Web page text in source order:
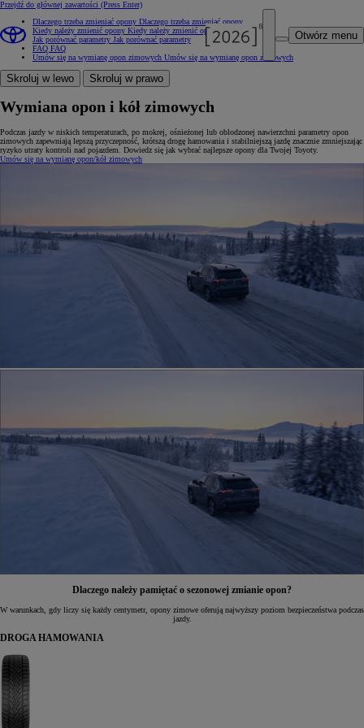
Przejdź do głównej zawartości (Press Enter)
Otwórz menu
Dlaczego trzeba zmieniać opony Dlaczego trzeba zmieniać opony
Kiedy należy zmienić opony Kiedy należy zmienić opony
Jak porównać parametry Jak porównać parametry
FAQ FAQ
Umów się na wymianę opon zimowych Umów się na wymianę opon zimowych
Skroluj w lewo Skroluj w prawo
Wymiana opon i kół zimowych
Podczas jazdy w niskich temperaturach, po mokrej, ośnieżonej lub oblodzonej nawierzchni parametry opon
zimowych zapewniają lepszą przyczepność, krótszą drogę hamowania i stabilniejszą jazdę znacznie zmniejszając
ryzyko utraty kontroli nad pojazdem. Dowiedz się jak wybrać najlepsze opony dla Twojej Toyoty.
Umów się na wymianę opon/kół zimowych
Dlaczego należy pamiętać o sezonowej zmianie opon?
W warunkach, gdy liczy się każdy centymetr, opony zimowe oferują najwyższy poziom bezpieczeństwa podczas
jazdy.
DROGA HAMOWANIA